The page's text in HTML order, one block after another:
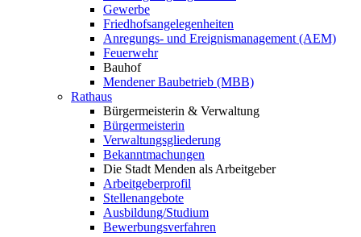
Gewerbe
Friedhofsangelegenheiten
Anregungs- und Ereignismanagement (AEM)
Feuerwehr
Bauhof
Mendener Baubetrieb (MBB)
Rathaus
Bürgermeisterin & Verwaltung
Bürgermeisterin
Verwaltungsgliederung
Bekanntmachungen
Die Stadt Menden als Arbeitgeber
Arbeitgeberprofil
Stellenangebote
Ausbildung/Studium
Bewerbungsverfahren